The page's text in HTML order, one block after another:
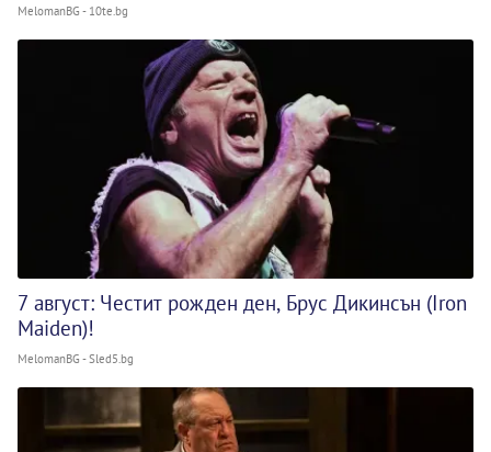
MelomanBG - 10te.bg
7 август: Честит рожден ден, Брус Дикинсън (Iron
Maiden)!
MelomanBG - Sled5.bg